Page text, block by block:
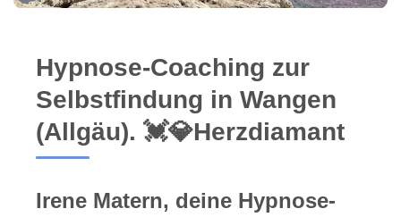
Hypnose-Coaching zur
Selbstfindung in Wangen
(Allgäu). 💓️💎Herzdiamant
Irene Matern, deine Hypnose-